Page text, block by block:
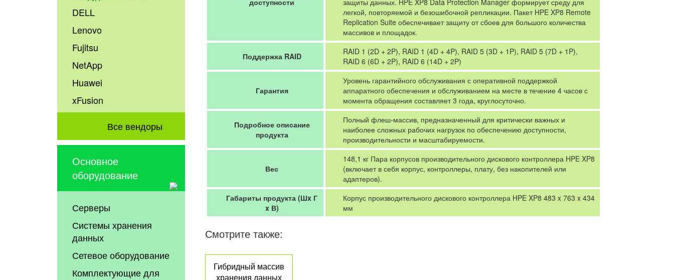
DELL
Lenovo
Fujitsu
NetApp
Huawei
xFusion
Все вендоры
Основное
оборудование
Серверы
Системы хранения
данных
Сетевое оборудование
Комплектующие для
доступности
защиты данных. HPE XP8 Data Protection Manager формирует среду для
легкой, повторяемой и безошибочной репликации. Пакет HPE XP8 Remote
Replication Suite обеспечивает защиту от сбоев для большого количества
массивов и площадок.
Поддержка RAID
RAID 1 (2D + 2P), RAID 1 (4D + 4P), RAID 5 (3D + 1P), RAID 5 (7D + 1P),
RAID 6 (6D + 2P), RAID 6 (14D + 2P)
Гарантия
Уровень гарантийного обслуживания с оперативной поддержкой
аппаратного обеспечения и обслуживанием на месте в течение 4 часов с
момента обращения составляет 3 года, круглосуточно.
Подробное описание
продукта
Полный флеш-массив, предназначенный для критически важных и
наиболее сложных рабочих нагрузок по обеспечению доступности,
производительности и масштабируемости.
Вес
148,1 кг Пара корпусов производительного дискового контроллера HPE XP8
(включает в себя корпус, контроллеры, плату, без накопителей или
адаптеров).
Габариты продукта (Шx Г
x В)
Корпус производительного дискового контроллера HPE XP8 483 x 763 x 434
мм
Смотрите также:
Гибридный массив
хранения данных